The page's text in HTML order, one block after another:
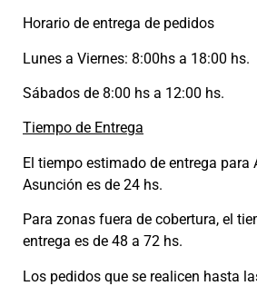
Horario de entrega de pedidos
Lunes a Viernes: 8:00hs a 18:00 hs.
Sábados de 8:00 hs a 12:00 hs.
Tiempo de Entrega
El tiempo estimado de entrega para
Asunción es de 24 hs.
Para zonas fuera de cobertura, el
entrega es de 48 a 72 hs.
Los pedidos que se realicen hasta